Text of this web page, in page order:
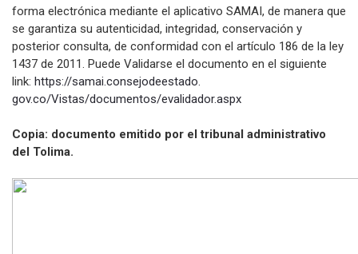
forma electrónica mediante el aplicativo SAMAI, de manera que
se garantiza su autenticidad, integridad, conservación y
posterior consulta, de conformidad con el artículo 186 de la ley
1437 de 2011. Puede Validarse el documento en el siguiente
link: https://samai.consejodeestado.
gov.co/Vistas/documentos/evalidador.aspx
Copia: documento emitido por el tribunal administrativo
del Tolima.